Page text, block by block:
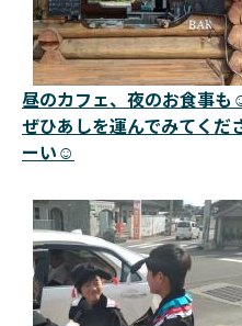
昼のカフェ、夜のお食事も
ぜひあしを運んでみてくだ
ーい☺️